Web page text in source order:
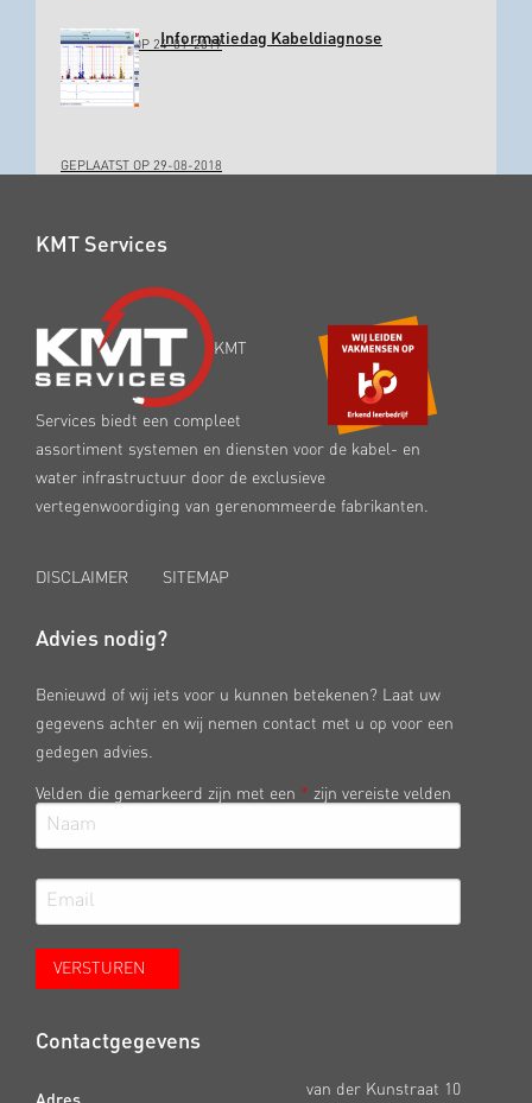
GEPLAATST OP 24-01-2019Informatiedag Kabeldiagnose
GEPLAATST OP 29-08-2018
KMT Services
KMT
Services biedt een compleet
assortiment systemen en diensten voor de kabel- en
water infrastructuur door de exclusieve
vertegenwoordiging van gerenommeerde fabrikanten.
DISCLAIMER SITEMAP
Advies nodig?
Benieuwd of wij iets voor u kunnen betekenen? Laat uw
gegevens achter en wij nemen contact met u op voor een
gedegen advies.
Velden die gemarkeerd zijn met een * zijn vereiste velden
Contactgegevens
Adres van der Kunstraat 10